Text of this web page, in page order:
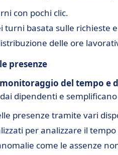
con pochi clic.
turni basata sulle richieste
delle ore
presenze
monitoraggio del tempo e
dipendenti e
presenze tramite vari
per analizzare il
come le assenze